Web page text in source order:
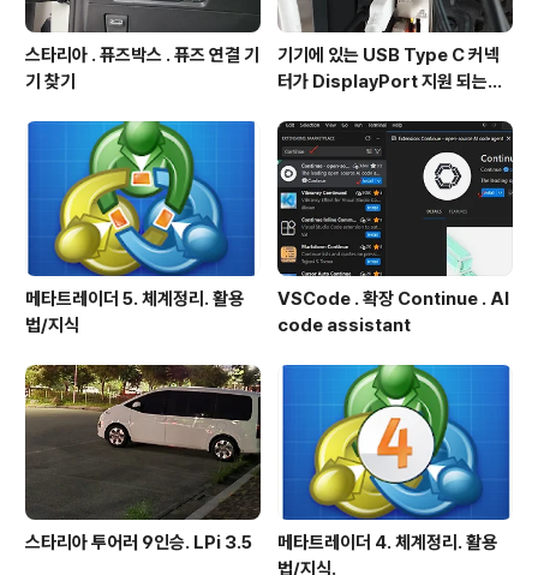
스타리아 . 퓨즈박스 . 퓨즈 연결 기
기 찾기
기기에 있는 USB Type C 커넥
터가 DisplayPort 지원 되는지
메타트레이더 5. 체계정리. 활용
법/지식
VSCode . 확장 Continue . AI
code assistant
스타리아 투어러 9인승. LPi 3.5
메타트레이더 4. 체계정리. 활용
법/지식.